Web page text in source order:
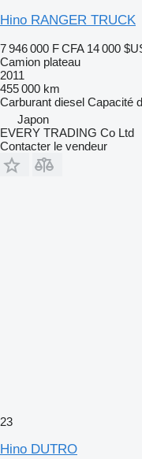
Hino RANGER TRUCK
7 946 000 F CFA 14 000
Camion plateau
2011
455 000 km
Carburant diesel Capacité
Japon
EVERY TRADING Co Ltd
Contacter le vendeur
23
Hino DUTRO